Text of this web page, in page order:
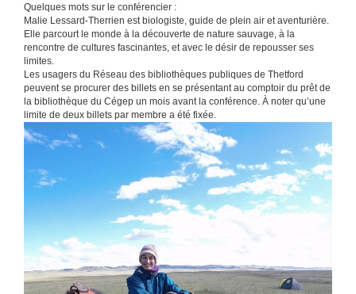
Quelques mots sur le conférencier :
Malie Lessard-Therrien est biologiste, guide de plein air et aventurière.
Elle parcourt le monde à la découverte de nature sauvage, à la
rencontre de cultures fascinantes, et avec le désir de repousser ses
limites.
Les usagers du Réseau des bibliothèques publiques de Thetford
peuvent se procurer des billets en se présentant au comptoir du prêt de
la bibliothèque du Cégep un mois avant la conférence. À noter qu’une
limite de deux billets par membre a été fixée.